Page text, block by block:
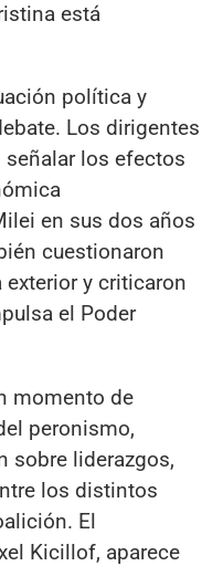
está
política y
Los dirigentes
los efectos
en sus dos años
cuestionaron
y criticaron
el Poder
momento de
peronismo,
sobre liderazgos,
los distintos
El
Kicillof, aparece